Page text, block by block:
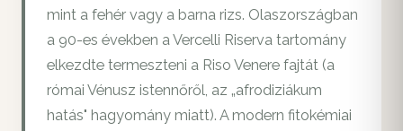
mint a fehér vagy a barna rizs. Olaszországban
a 90-es években a Vercelli Riserva tartomány
elkezdte termeszteni a Riso Venere fajtát (a
római Vénusz istennőről, az „afrodiziákum
hatás" hagyomány miatt). A modern fitokémiai